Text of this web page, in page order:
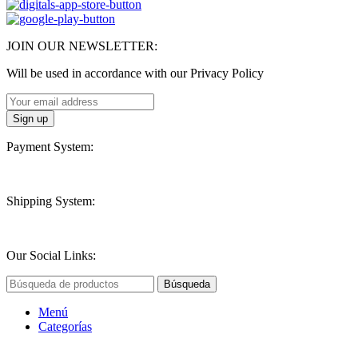
JOIN OUR NEWSLETTER:
Will be used in accordance with our Privacy Policy
Payment System:
Shipping System:
Our Social Links:
Búsqueda
Menú
Categorías